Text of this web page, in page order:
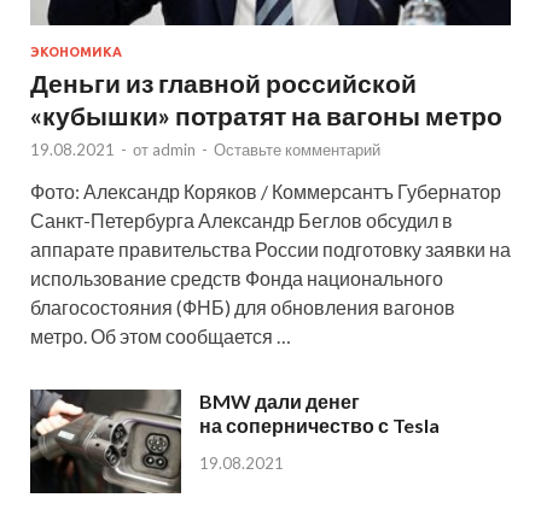
ЭКОНОМИКА
Деньги из главной российской
«кубышки» потратят на вагоны метро
19.08.2021 - от admin - Оставьте комментарий
Фото: Александр Коряков / Коммерсантъ Губернатор
Санкт-Петербурга Александр Беглов обсудил в
аппарате правительства России подготовку заявки на
использование средств Фонда национального
благосостояния (ФНБ) для обновления вагонов
метро. Об этом сообщается …
BMW дали денег
на соперничество с Tesla
19.08.2021